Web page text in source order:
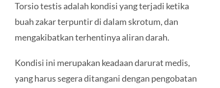
Torsio testis adalah kondisi yang terjadi ketika
buah zakar terpuntir di dalam skrotum, dan
mengakibatkan terhentinya aliran darah.
Kondisi ini merupakan keadaan darurat medis,
yang harus segera ditangani dengan pengobatan